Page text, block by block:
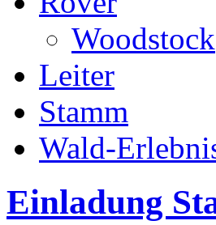
Woodstock
Leiter
Stamm
Wald-
Einladung